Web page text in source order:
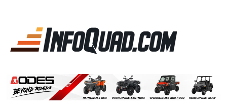
Magazine InfoQuad.com